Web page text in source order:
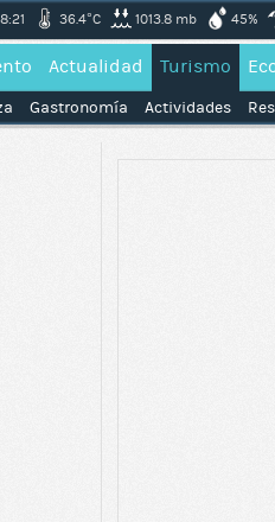
36.4°C 1013.8 mb 45%
Actualidad Turismo
Gastronomía Actividades